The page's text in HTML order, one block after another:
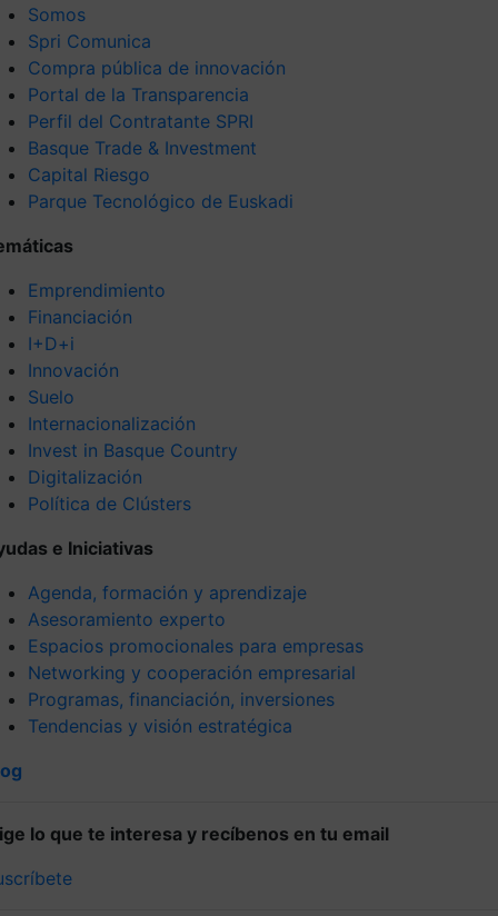
Somos
Spri Comunica
Compra pública de innovación
Portal de la Transparencia
Perfil del Contratante SPRI
Basque Trade & Investment
Capital Riesgo
Parque Tecnológico de Euskadi
Emprendimiento
Financiación
I+D+i
Innovación
Suelo
Internacionalización
Invest in Basque Country
Digitalización
Política de Clústers
e Iniciativas
Agenda, formación y aprendizaje
Asesoramiento experto
Espacios promocionales para empresas
Networking y cooperación empresarial
Programas, financiación, inversiones
Tendencias y visión estratégica
lo que te interesa y recíbenos en tu email